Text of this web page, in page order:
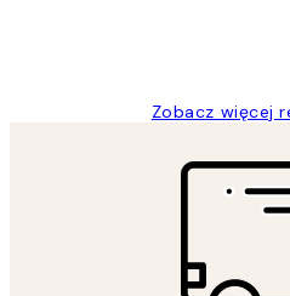
Zobacz więcej